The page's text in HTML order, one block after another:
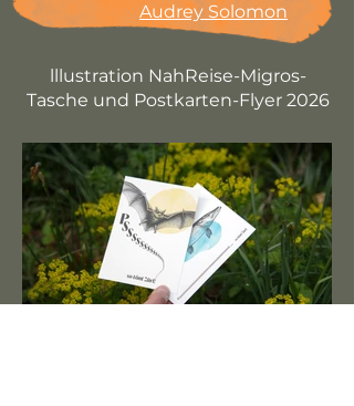
Audrey Solomon
lllustration NahReise-Migros-
Tasche und Postkarten-Flyer 2026